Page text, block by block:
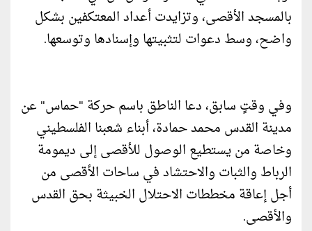
بالمسجد الأقصى، وتزايدت أعداد المعتكفين بشكل
واضح، وسط دعوات لتثبيتها وإسنادها وتوسعها.
وفي وقتٍ سابق، دعا الناطق باسم حركة "حماس" عن
مدينة القدس محمد حمادة، أبناء شعبنا الفلسطيني
وخاصة من يستطيع الوصول للأقصى إلى ديمومة
الرباط والثبات والاحتشاد في ساحات الأقصى من
أجل إعاقة مخططات الاحتلال الخبيثة بحق القدس
والأقصى.